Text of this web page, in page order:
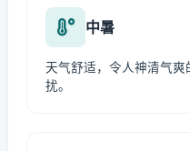
中暑
天气舒适，令人神清气
扰。